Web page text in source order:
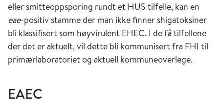
eller smitteoppsporing rundt et HUS tilfelle, kan en
eae-positiv stamme der man ikke finner shigatoksiner
bli klassifisert som høyvirulent EHEC. I de få tilfellene
der det er aktuelt, vil dette bli kommunisert fra FHI til
primærlaboratoriet og aktuell kommuneoverlege.
EAEC